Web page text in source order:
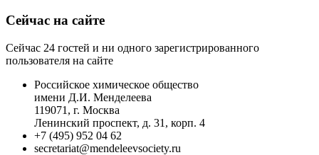
Сейчас на сайте
Сейчас 24 гостей и ни одного зарегистрированного
пользователя на сайте
Российское химическое общество
имени Д.И. Менделеева
119071, г. Москва
Ленинский проспект, д. 31, корп. 4
+7 (495) 952 04 62
secretariat@mendeleevsociety.ru